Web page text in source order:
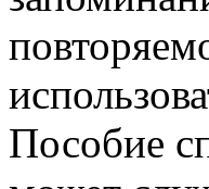
Пособие